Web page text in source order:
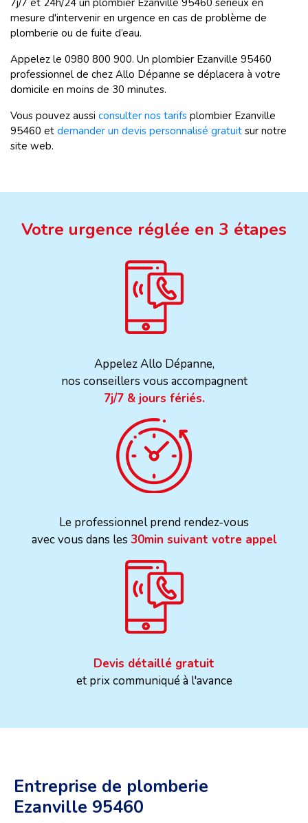
7j/7 et 24h/24 un plombier Ezanville 95460 sérieux en
mesure d'intervenir en urgence en cas de problème de
plomberie ou de fuite d’eau.
Appelez le 0980 800 900. Un plombier Ezanville 95460
professionnel de chez Allo Dépanne se déplacera à votre
domicile en moins de 30 minutes.
Vous pouvez aussi consulter nos tarifs plombier Ezanville
95460 et demander un devis personnalisé gratuit sur notre
site web.
Votre urgence réglée en 3 étapes
Appelez Allo Dépanne,
nos conseillers vous accompagnent
7j/7 & jours fériés.
Le professionnel prend rendez-vous
avec vous dans les 30min suivant votre appel
Devis détaillé gratuit
et prix communiqué à l'avance
Entreprise de plomberie
Ezanville 95460